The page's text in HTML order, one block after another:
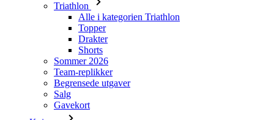
Triathlon
Alle i kategorien Triathlon
Topper
Drakter
Shorts
Sommer 2026
Team-replikker
Begrensede utgaver
Salg
Gavekort